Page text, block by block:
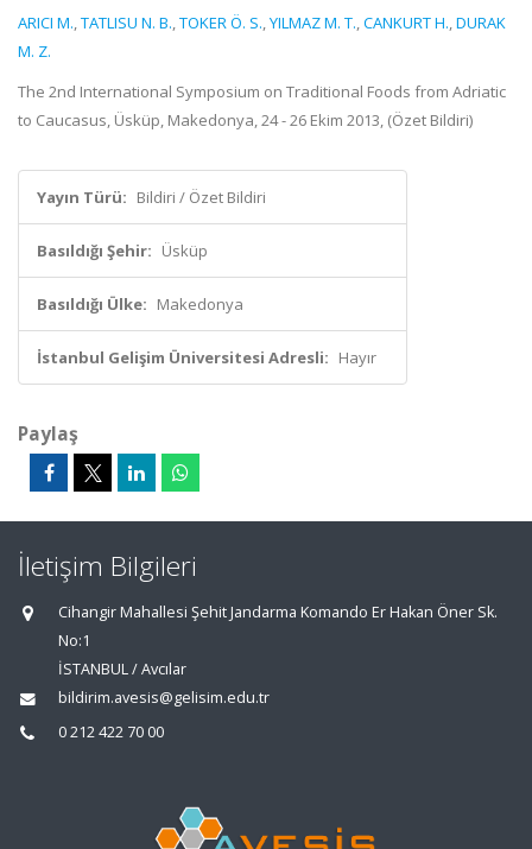
ARICI M.,TATLISU N. B.,TOKER Ö. S.,YILMAZ M. T.,CANKURT H.,DURAK
M. Z.
The 2nd International Symposium on Traditional Foods from Adriatic
to Caucasus, Üsküp, Makedonya, 24 - 26 Ekim 2013, (Özet Bildiri)
Yayın Türü: Bildiri / Özet Bildiri
Basıldığı Şehir: Üsküp
Basıldığı Ülke: Makedonya
İstanbul Gelişim Üniversitesi Adresli: Hayır
Paylaş
İletişim Bilgileri
Cihangir Mahallesi Şehit Jandarma Komando Er Hakan Öner Sk.
No:1
İSTANBUL / Avcılar
bildirim.avesis@gelisim.edu.tr
0 212 422 70 00